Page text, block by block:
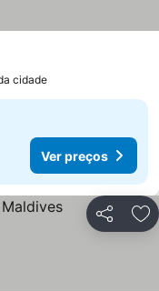
cidade
Ver preços
Partilhar